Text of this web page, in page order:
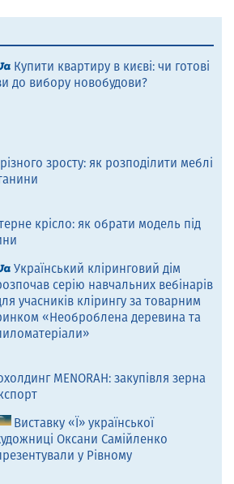
Купити квартиру в києві: чи готові
до вибору новобудови?
зросту: як розподілити меблі
крісло: як обрати модель під
Український кліринговий дім
серію навчальних вебінарів
учасників клірингу за товарним
«Необроблена деревина та
MENORAH: закупівля зерна
Виставку «Ї» української
Оксани Самійленко
у Рівному